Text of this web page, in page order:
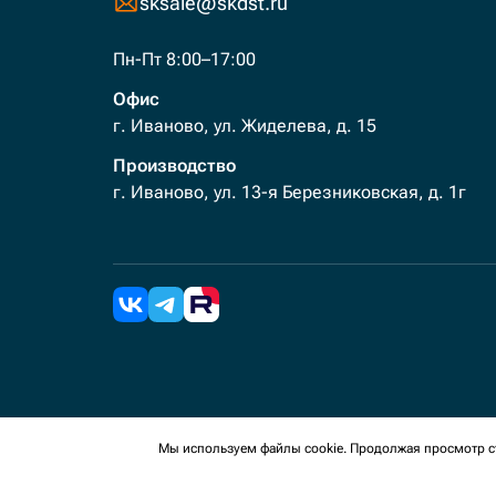
Пн-Пт 8:00–17:00
Офис
г. Иваново, ул. Жиделева, д. 15
Производство
г. Иваново, ул. 13-я Березниковская, д. 1г
2026 Все права защищены. Мы используем cookies
Мы используем файлы cookie. Продолжая просмотр